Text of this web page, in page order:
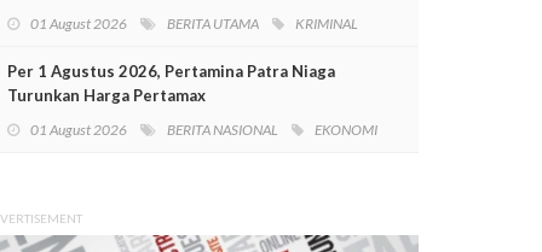
01 August 2026 BERITA UTAMA KRIMINAL
Per 1 Agustus 2026, Pertamina Patra Niaga
Turunkan Harga Pertamax
01 August 2026 BERITA NASIONAL EKONOMI